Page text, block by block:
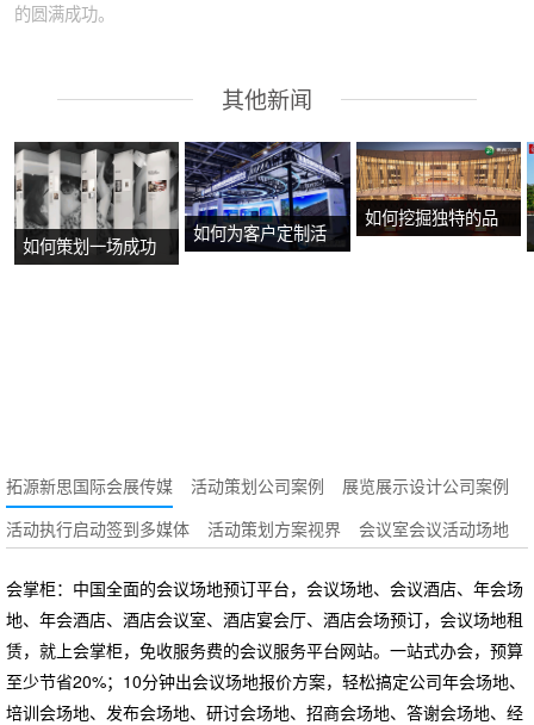
的圆满成功。
其他新闻
如何策划一场成功
如何为客户定制活
如何挖掘独特的品
拓源新思国际会展传媒 活动策划公司案例
展览展示设计公司案例
活动执行启动签到多媒体
活动策划方案视界 会议室会议活动场地
会掌柜：中国全面的会议场地预订平台，会议场地、会议酒店、年会场
地、年会酒店、酒店会议室、酒店宴会厅、酒店会场预订，会议场地租
赁，就上会掌柜，免收服务费的会议服务平台网站。一站式办会，预算
至少节省20%；10分钟出会议场地报价方案，轻松搞定公司年会场地、
培训会场地、发布会场地、研讨会场地、招商会场地、答谢会场地、经